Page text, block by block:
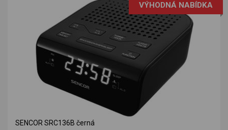
VÝHODNÁ NABÍDKA
SENCOR SRC136B černá